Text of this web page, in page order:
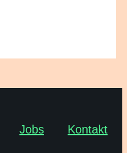
Jobs Kontakt